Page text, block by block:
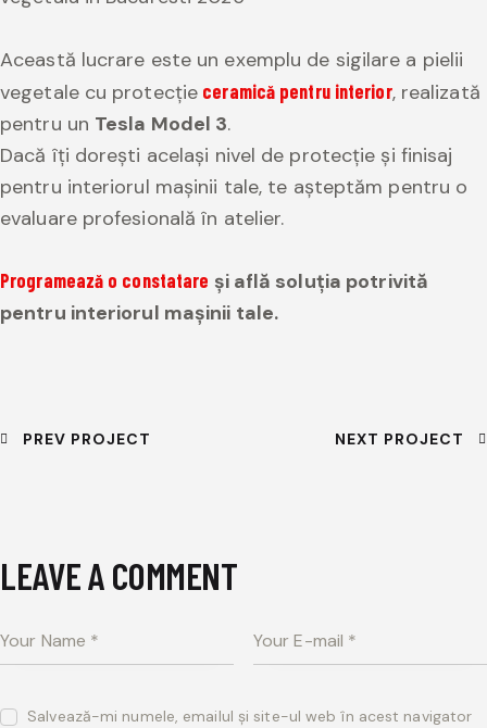
Această lucrare este un exemplu de sigilare a pielii
vegetale cu protecție ceramică pentru interior, realizată
pentru un Tesla Model 3.
Dacă îți dorești același nivel de protecție și finisaj
pentru interiorul mașinii tale, te așteptăm pentru o
evaluare profesională în atelier.
Programează o constatare și află soluția potrivită
pentru interiorul mașinii tale.
PREV PROJECT NEXT PROJECT
LEAVE A COMMENT
Salvează-mi numele, emailul și site-ul web în acest navigator